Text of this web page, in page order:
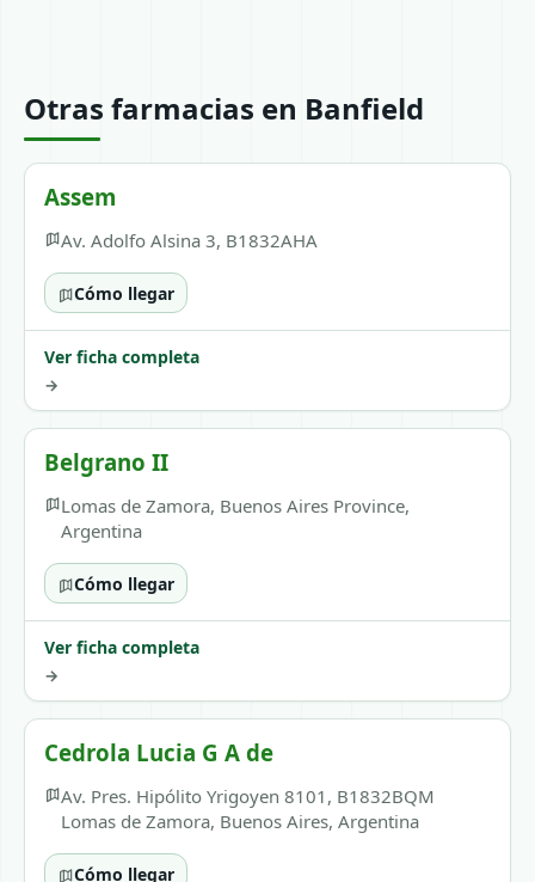
Otras farmacias en Banfield
Assem
Av. Adolfo Alsina 3, B1832AHA
Cómo llegar
Ver ficha completa
→
Belgrano II
Lomas de Zamora, Buenos Aires Province,
Argentina
Cómo llegar
Ver ficha completa
→
Cedrola Lucia G A de
Av. Pres. Hipólito Yrigoyen 8101, B1832BQM
Lomas de Zamora, Buenos Aires, Argentina
Cómo llegar